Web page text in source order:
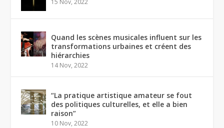
Quand les scènes musicales influent sur les
transformations urbaines et créent des
hiérarchies
14 Nov, 2022
“La pratique artistique amateur se fout
des politiques culturelles, et elle a bien
raison”
10 Nov, 2022